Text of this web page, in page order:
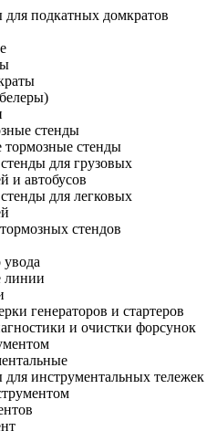
для подкатных домкратов
стенды
стенды
для грузовых
и автобусов
для легковых
стендов
линии
генераторов и стартеров
и очистки форсунок
для инструментальных тележек